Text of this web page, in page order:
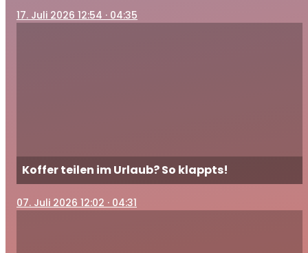
17. Juli 2026 12:54 · 04:35
Koffer teilen im Urlaub? So klappts!
07. Juli 2026 12:02 · 04:31